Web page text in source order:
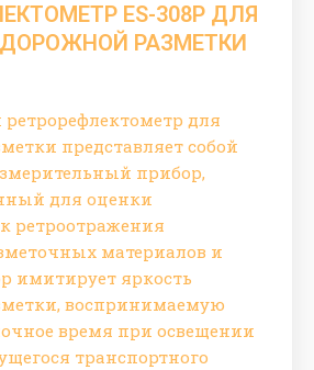
ES-308P ДЛЯ
РАЗМЕТКИ
для
представляет собой
прибор,
для оценки
ретроотражения
материалов и
имитирует яркость
воспринимаемую
время при освещении
транспортного